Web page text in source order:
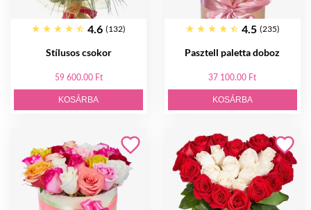
4.6 (132)
Stílusos csokor
59 600.00 Ft
KOSÁRBA
4.5 (235)
Pasztell paletta doboz
37 100.00 Ft
KOSÁRBA